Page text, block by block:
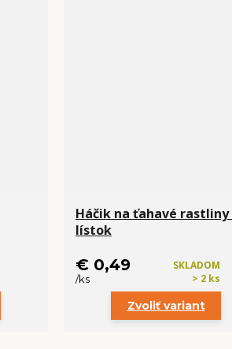
Háčik na ťahavé rastliny
lístok
€ 0,49
/ks
SKLADOM
> 2 ks
Zvoliť variant